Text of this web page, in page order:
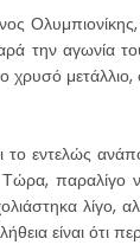
την αγωνία
χρυσό
το εντελώς
παραλίγο
λίγο,
είναι